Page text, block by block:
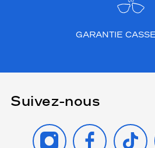
GARANTIE
Suivez-nous
INSTAGRAMFACEBOOK
TIKTOK